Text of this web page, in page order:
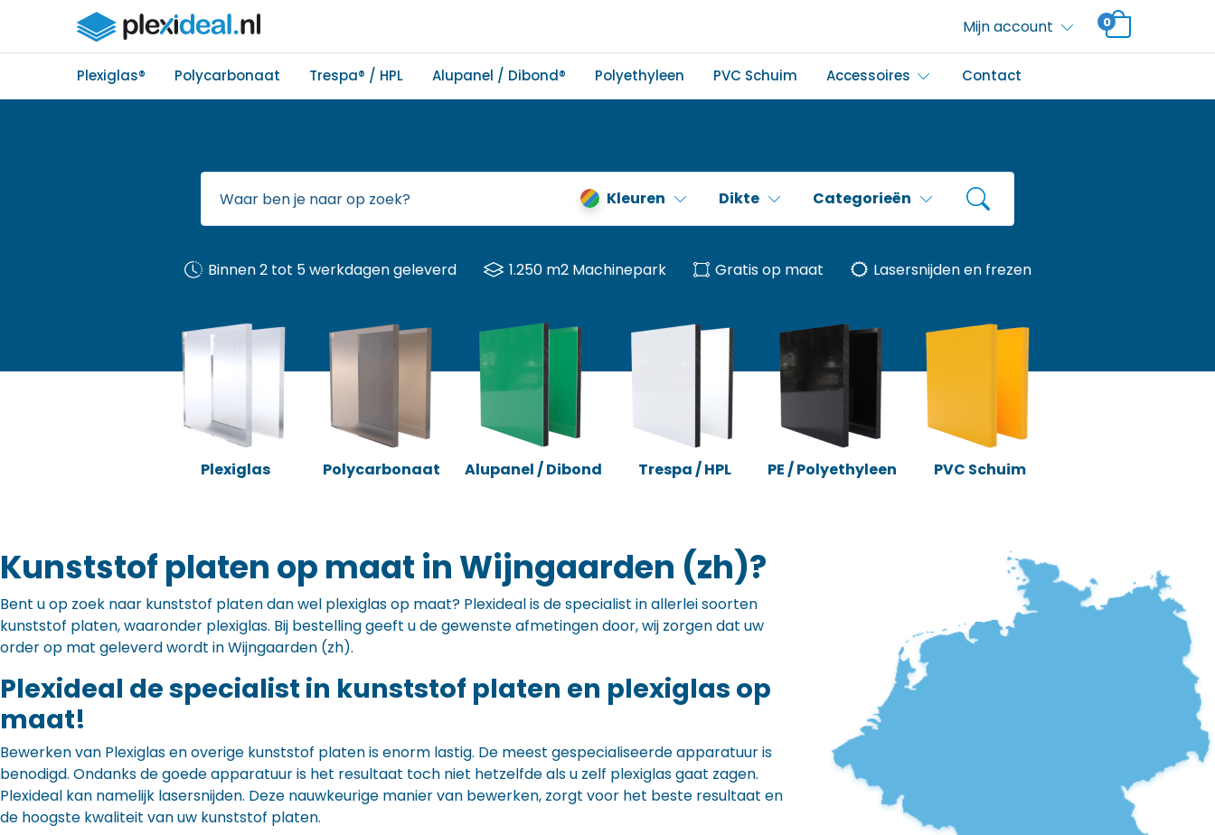
Mijn account 0
Plexiglas® Polycarbonaat Trespa® / HPL Alupanel / Dibond® Polyethyleen PVC Schuim Accessoires Contact
Kleuren Dikte Categorieën
Binnen 2 tot 5 werkdagen geleverd 1.250 m2 Machinepark Gratis op maat Lasersnijden en frezen
Plexiglas Polycarbonaat Alupanel / Dibond Trespa / HPL PE / Polyethyleen PVC Schuim
Kunststof platen op maat in Wijngaarden (zh)?
Bent u op zoek naar kunststof platen dan wel plexiglas op maat? Plexideal is de specialist in allerlei soorten
kunststof platen, waaronder plexiglas. Bij bestelling geeft u de gewenste afmetingen door, wij zorgen dat uw
order op mat geleverd wordt in Wijngaarden (zh).
Plexideal de specialist in kunststof platen en plexiglas op
maat!
Bewerken van Plexiglas en overige kunststof platen is enorm lastig. De meest gespecialiseerde apparatuur is
benodigd. Ondanks de goede apparatuur is het resultaat toch niet hetzelfde als u zelf plexiglas gaat zagen.
Plexideal kan namelijk lasersnijden. Deze nauwkeurige manier van bewerken, zorgt voor het beste resultaat en
de hoogste kwaliteit van uw kunststof platen.